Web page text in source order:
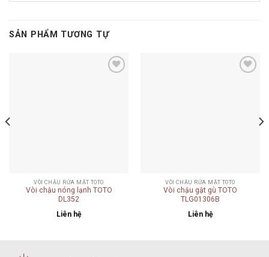
SẢN PHẨM TƯƠNG TỰ
VÒI CHẬU RỬA MẶT TOTO
Vòi chậu nóng lạnh TOTO
DL352
Liên hệ
VÒI CHẬU RỬA MẶT TOTO
Vòi chậu gật gù TOTO
TLG01306B
Liên hệ